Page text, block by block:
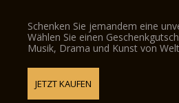
Schenken Sie jemandem eine
Wählen Sie einen
Musik, Drama und Kunst von
JETZT KAUFEN